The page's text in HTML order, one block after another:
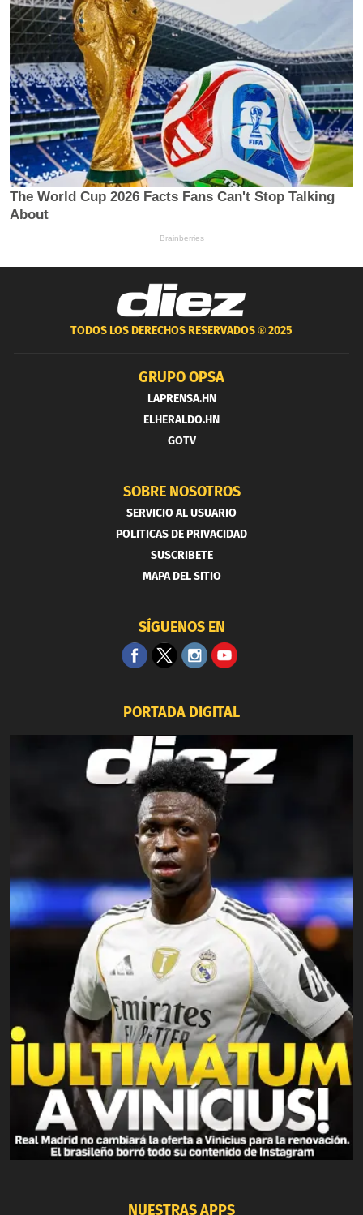
TODOS LOS DERECHOS RESERVADOS ®2025
GRUPO OPSA
LAPRENSA.HN
ELHERALDO.HN
GOTV
SOBRE NOSOTROS
SERVICIO AL USUARIO
POLITICAS DE PRIVACIDAD
SUSCRIBETE
MAPA DEL SITIO
SÍGUENOS EN
PORTADA DIGITAL
NUESTRAS APPS